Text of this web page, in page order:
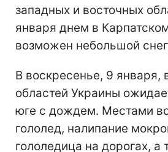
западных и восточных
января днем в
возможен небольшой
В воскресенье, 9 января,
областей Украины
юге с дождем. Местами
гололед, налипание
гололедица на дорогах, а